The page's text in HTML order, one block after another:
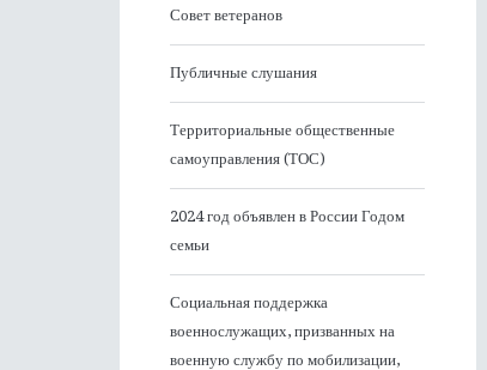
Совет ветеранов
Публичные слушания
Территориальные общественные
самоуправления (ТОС)
2024 год объявлен в России Годом
семьи
Социальная поддержка
военнослужащих, призванных на
военную службу по мобилизации,